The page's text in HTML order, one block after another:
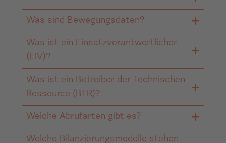
Direktvermarkter und
Einsatzverantwortliche.
Parameter) und Bewegungsdaten (z. B.
Einspeiseleistung) müssen regelmäßig
übermittelt werden.
Feste Informationen zur Anlage wie
Standort, Leistung, Identifikatoren und
technische Eigenschaften.
Was sind Bewegungsdaten?
Aktuelle Betriebswerte wie
Einspeiseleistung oder Fahrpläne, die sich
regelmäßig ändern.
Was ist ein Einsatzverantwortlicher
(EIV)?
Die Person oder Organisation, die für die
Steuerung der Anlage im Redispatch-
Prozess verantwortlich ist.
Was ist ein Betreiber der Technischen
Ressource (BTR)?
Der BTR ist für die technische
Umsetzung der Redispatch-Maßnahmen
Welche Abrufarten gibt es?
Welche Bilanzierungsmodelle stehen